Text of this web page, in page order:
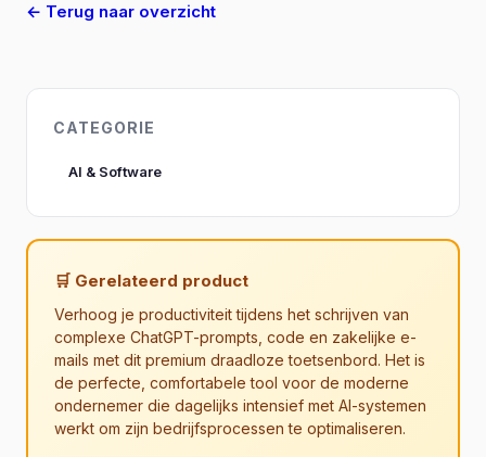
← Terug naar overzicht
CATEGORIE
AI & Software
🛒 Gerelateerd product
Verhoog je productiviteit tijdens het schrijven van
complexe ChatGPT-prompts, code en zakelijke e-
mails met dit premium draadloze toetsenbord. Het is
de perfecte, comfortabele tool voor de moderne
ondernemer die dagelijks intensief met AI-systemen
werkt om zijn bedrijfsprocessen te optimaliseren.